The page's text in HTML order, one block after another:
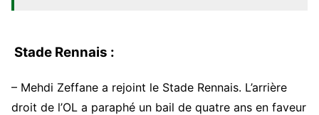
Stade Rennais :
– Mehdi Zeffane a rejoint le Stade Rennais. L’arrière
droit de l’OL a paraphé un bail de quatre ans en faveur